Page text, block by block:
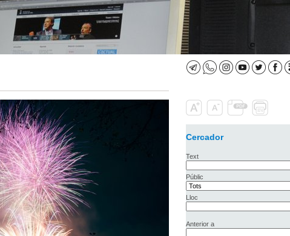
Cercador
Text
Públic
Lloc
Anterior a